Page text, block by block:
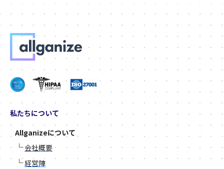
私たちについて
Allganizeについて
└ 会社概要
└経営陣